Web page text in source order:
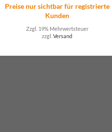
Preise nur sichtbar für registrierte
Kunden
Zzgl. 19% Mehrwertsteuer
zzgl. Versand